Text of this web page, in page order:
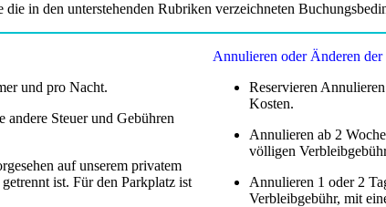
in den unterstehenden Rubriken verzeichneten
und pro Nacht.
Steuer und Gebühren
auf unserem privatem
ist. Für den Parkplatz ist
Annulieren oder Änderen der
Reservieren
Kosten.
Annulieren ab 2
völligen
Annulieren 1 oder 2
Verbleibgebühr, mit